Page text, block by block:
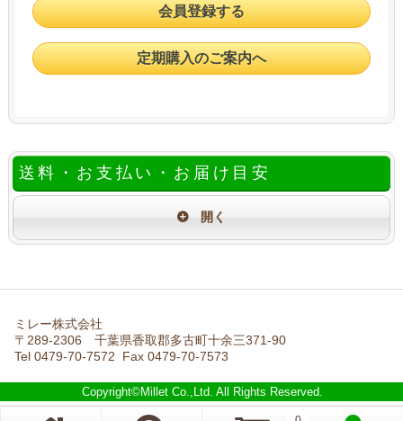
会員登録する
定期購入のご案内へ
送料・お支払い・お届け目安
ミレー株式会社
〒289-2306 千葉県香取郡多古町十余三371-90
Tel 0479-70-7572 Fax 0479-70-7573
Copyright©Millet Co.,Ltd. All Rights Reserved.